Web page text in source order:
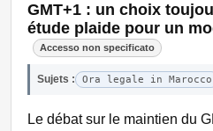
GMT+1 : un choix
étude plaide pour un
Accesso non specificato
Sujets : Ora legale in Marocco
Le débat sur le maintien du